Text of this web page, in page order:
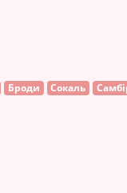
Броди Сокаль